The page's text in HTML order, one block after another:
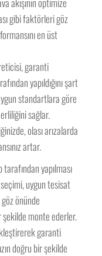
gibi faktörleri göz
en üst
garanti
yapıldığını şart
standartlara göre
sağlar.
olası arızalarda
artar.
yapılması
uygun tesisat
önünde
şekilde monte ederler.
garanti
doğru bir şekilde